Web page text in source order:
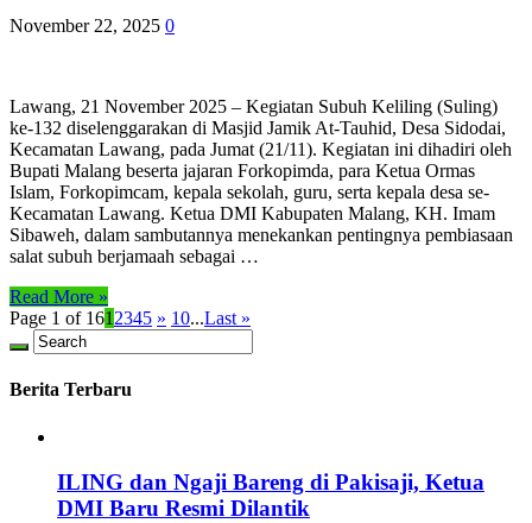
November 22, 2025 0
Lawang, 21 November 2025 – Kegiatan Subuh Keliling (Suling)
ke-132 diselenggarakan di Masjid Jamik At-Tauhid, Desa Sidodai,
Kecamatan Lawang, pada Jumat (21/11). Kegiatan ini dihadiri oleh
Bupati Malang beserta jajaran Forkopimda, para Ketua Ormas
Islam, Forkopimcam, kepala sekolah, guru, serta kepala desa se-
Kecamatan Lawang. Ketua DMI Kabupaten Malang, KH. Imam
Sibaweh, dalam sambutannya menekankan pentingnya pembiasaan
salat subuh berjamaah sebagai …
Read More »
Page 1 of 161 2345 » 10...Last »
Berita Terbaru
ILING dan Ngaji Bareng di Pakisaji, Ketua
DMI Baru Resmi Dilantik